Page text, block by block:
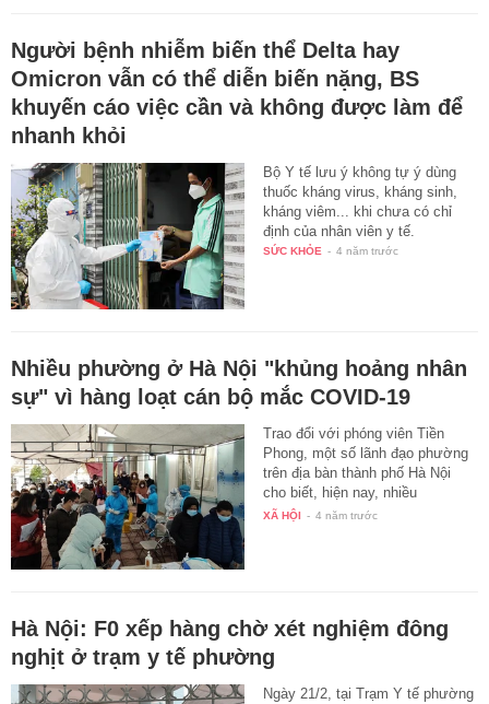
Người bệnh nhiễm biến thể Delta hay
Omicron vẫn có thể diễn biến nặng, BS
khuyến cáo việc cần và không được làm để
nhanh khỏi
Bộ Y tế lưu ý không tự ý dùng
thuốc kháng virus, kháng sinh,
kháng viêm... khi chưa có chỉ
định của nhân viên y tế.
SỨC KHỎE - 4 năm trước
Nhiều phường ở Hà Nội "khủng hoảng nhân
sự" vì hàng loạt cán bộ mắc COVID-19
Trao đổi với phóng viên Tiền
Phong, một số lãnh đạo phường
trên địa bàn thành phố Hà Nội
cho biết, hiện nay, nhiều
phường…
XÃ HỘI - 4 năm trước
Hà Nội: F0 xếp hàng chờ xét nghiệm đông
nghịt ở trạm y tế phường
Ngày 21/2, tại Trạm Y tế phường